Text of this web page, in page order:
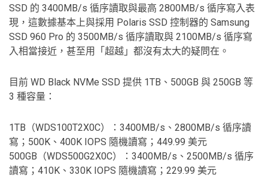
SSD 的 3400MB/s 循序讀取與最高 2800MB/s 循序寫入表
現，這數據基本上與採用 Polaris SSD 控制器的 Samsung
SSD 960 Pro 的 3500MB/s 循序讀取與 2100MB/s 循序寫
入相當接近，甚至用「超越」都沒有太大的疑問在。
目前 WD Black NVMe SSD 提供 1TB、500GB 與 250GB 等
3 種容量：
1TB（WDS100T2X0C）：3400MB/s、2800MB/s 循序讀
寫；500K、400K IOPS 隨機讀寫；449.99 美元
500GB（WDS500G2X0C）：3400MB/s、2500MB/s 循序
讀寫；410K、330K IOPS 隨機讀寫；229.99 美元